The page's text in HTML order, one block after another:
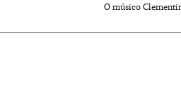
O músico